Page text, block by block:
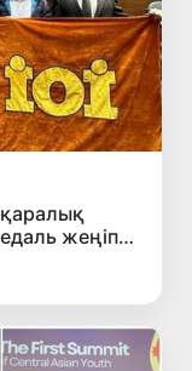
жеңіп